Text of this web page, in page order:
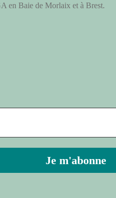
en Baie de Mor­laix et à Brest.